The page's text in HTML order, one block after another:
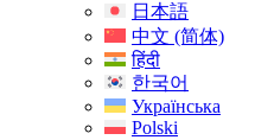
日本語
中文 (简体)
हिंदी
한국어
Українська
Polski